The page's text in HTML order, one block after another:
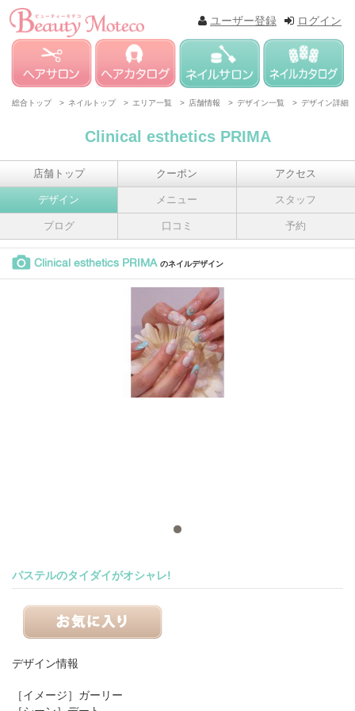
ログイン
ユーザー登録
総合トップ > ネイルトップ > エリア一覧 > 店舗情報 > デザイン一覧 > デザイン詳細
Clinical esthetics PRIMA
店舗トップ クーポン アクセス
デザイン メニュー スタッフ
ブログ 口コミ 予約
Clinical esthetics PRIMA のネイルデザイン
パステルのタイダイがオシャレ!
デザイン情報
［イメージ］ ガーリー